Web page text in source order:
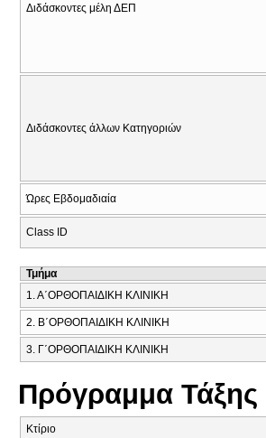
Διδάσκοντες μέλη ΔΕΠ
Διδάσκοντες άλλων Κατηγοριών
Ώρες Εβδομαδιαία
Class ID
Τμήμα
1. Α΄ΟΡΘΟΠΑΙΔΙΚΗ ΚΛΙΝΙΚΗ
2. Β΄ΟΡΘΟΠΑΙΔΙΚΗ ΚΛΙΝΙΚΗ
3. Γ΄ΟΡΘΟΠΑΙΔΙΚΗ ΚΛΙΝΙΚΗ
Πρόγραμμα Τάξης
Κτίριο